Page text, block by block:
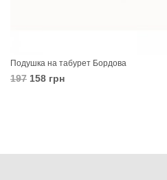
Подушка на табурет Бордова
197 158 грн